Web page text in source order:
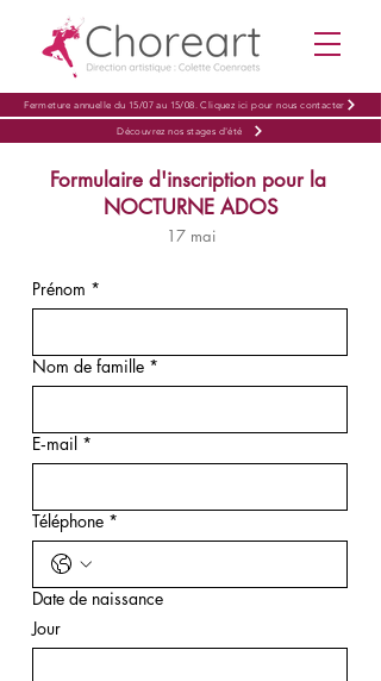
Fermeture annuelle du 15/07 au 15/08. Cliquez ici pour nous contacter
Découvrez nos stages d'été
Formulaire d'inscription pour la
NOCTURNE ADOS
17 mai
Prénom *
Nom de famille *
E‑mail *
Téléphone *
Date de naissance
Jour